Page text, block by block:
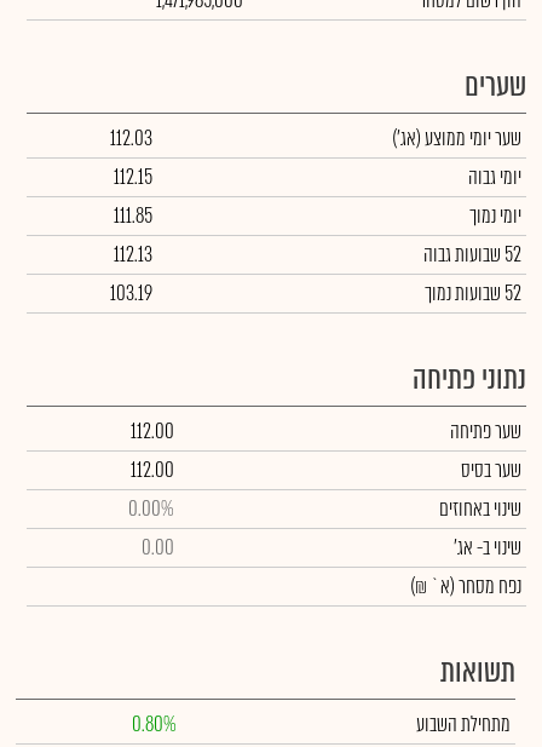
שערים
שער יומי ממוצע(אג')
112.03
יומי גבוה
112.15
יומי נמוך
111.85
52 שבועות גבוה
112.13
52 שבועות נמוך
103.19
נתוני פתיחה
שער פתיחה
112.00
שער בסיס
112.00
שינוי באחוזים
0.00%
שינויב- אג'
0.00
נפח מסחר(א` ₪)
תשואות
מתחילת השבוע
0.80%